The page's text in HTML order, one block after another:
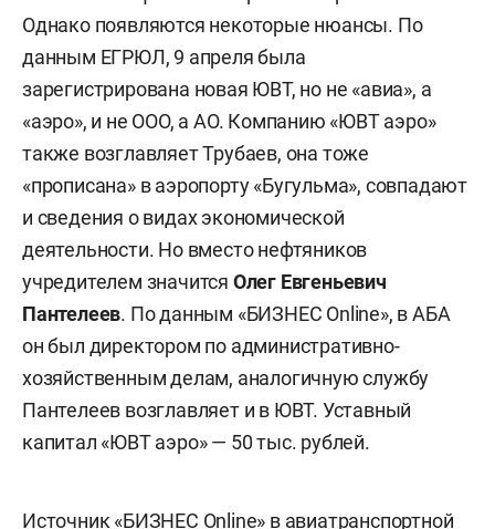
Однако появляются некоторые нюансы. По
данным ЕГРЮЛ, 9 апреля была
зарегистрирована новая ЮВТ, но не «авиа», а
«аэро», и не ООО, а АО. Компанию «ЮВТ аэро»
также возглавляет Трубаев, она тоже
«прописана» в аэропорту «Бугульма», совпадают
и сведения о видах экономической
деятельности. Но вместо нефтяников
учредителем значится Олег Евгеньевич
Пантелеев. По данным «БИЗНЕС Online», в АБА
он был директором по административно-
хозяйственным делам, аналогичную службу
Пантелеев возглавляет и в ЮВТ. Уставный
капитал «ЮВТ аэро» — 50 тыс. рублей.
Источник «БИЗНЕС Online» в авиатранспортной